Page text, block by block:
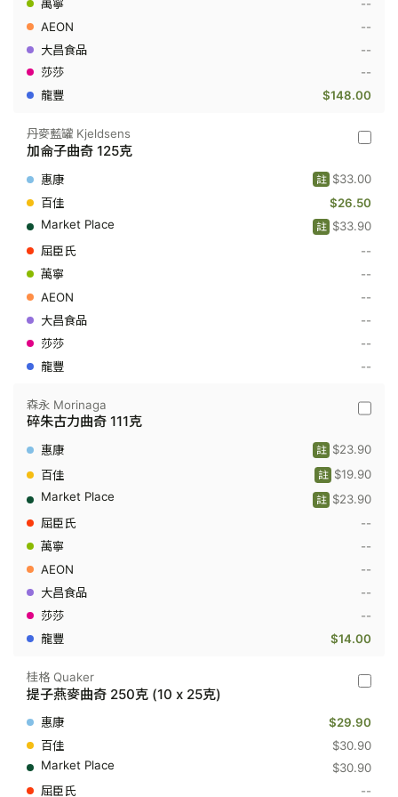
奇
克
--
--
--
--
$148.00
丹
藍
罐
加
子
曲
125
丹麥藍罐 Kjeldsens
加侖子曲奇 125克
$33.00
註
$26.50
$33.90
註
--
--
--
--
--
--
森
-
碎
古
曲
克
森永 Morinaga
碎朱古力曲奇 111克
$23.90
註
$19.90
註
$23.90
註
--
--
--
--
--
$14.00
桂
Quaker
-
提
燕
桂格 Quaker
提子燕麥曲奇 250克 (10 x 25克)
$29.90
$30.90
$30.90
--